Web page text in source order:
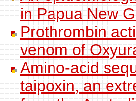
in Papua New
Prothrombin
venom of
Amino-acid
taipoxin, an